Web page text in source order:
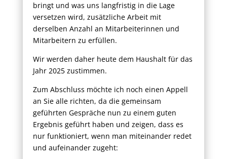
bringt und was uns langfristig in die Lage
versetzen wird, zusätzliche Arbeit mit
derselben Anzahl an Mitarbeiterinnen und
Mitarbeitern zu erfüllen.
Wir werden daher heute dem Haushalt für das
Jahr 2025 zustimmen.
Zum Abschluss möchte ich noch einen Appell
an Sie alle richten, da die gemeinsam
geführten Gespräche nun zu einem guten
Ergebnis geführt haben und zeigen, dass es
nur funktioniert, wenn man miteinander redet
und aufeinander zugeht: